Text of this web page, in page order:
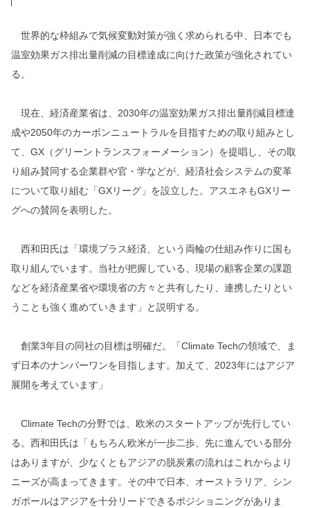
世界的な枠組みで気候変動対策が強く求められる中、日本でも
温室効果ガス排出量削減の目標達成に向けた政策が強化されてい
る。
現在、経済産業省は、2030年の温室効果ガス排出量削減目標達
成や2050年のカーボンニュートラルを目指すための取り組みとし
て、GX（グリーントランスフォーメーション）を提唱し、その取
り組み賛同する企業群や官・学などが、経済社会システムの変革
について取り組む「GXリーグ」を設立した。アスエネもGXリー
グへの賛同を表明した。
西和田氏は「環境プラス経済、という両輪の仕組み作りに国も
取り組んでいます。当社が把握している、現場の顧客企業の課題
などを経済産業省や環境省の方々と共有したり、連携したりとい
うことも強く進めていきます」と説明する。
創業3年目の同社の目標は明確だ。「Climate Techの領域で、ま
ず日本のナンバーワンを目指します。加えて、2023年にはアジア
展開を考えています」
Climate Techの分野では、欧米のスタートアップが先行してい
る。西和田氏は「もちろん欧米が一歩二歩、先に進んでいる部分
はありますが、少なくともアジアの脱炭素の流れはこれからより
ニーズが高まってきます。その中で日本、オーストラリア、シン
ガポールはアジアを十分リードできるポジショニングがありま